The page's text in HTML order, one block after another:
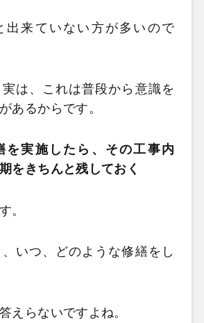
出来ていない方が多いので
は、これは普段から意識を
あるからです。
を実施したら、その工事内
をきちんと残しておく
。
いつ、どのような修繕をし
えらないですよね。